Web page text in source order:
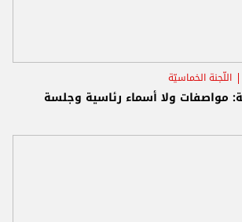
اللّجنة الخماسيّة
مواصفات ولا أسماء رئاسية وجلسة